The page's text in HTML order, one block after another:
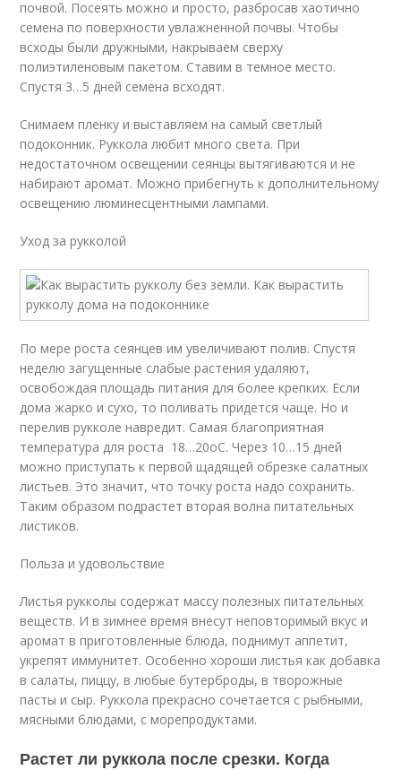
почвой. Посеять можно и просто, разбросав хаотично
семена по поверхности увлажненной почвы. Чтобы
всходы были дружными, накрываем сверху
полиэтиленовым пакетом. Ставим в темное место.
Спустя 3…5 дней семена всходят.
Снимаем пленку и выставляем на самый светлый
подоконник. Руккола любит много света. При
недостаточном освещении сеянцы вытягиваются и не
набирают аромат. Можно прибегнуть к дополнительному
освещению люминесцентными лампами.
Уход за рукколой
По мере роста сеянцев им увеличивают полив. Спустя
неделю загущенные слабые растения удаляют,
освобождая площадь питания для более крепких. Если
дома жарко и сухо, то поливать придется чаще. Но и
перелив рукколе навредит. Самая благоприятная
температура для роста 18…20оС. Через 10…15 дней
можно приступать к первой щадящей обрезке салатных
листьев. Это значит, что точку роста надо сохранить.
Таким образом подрастет вторая волна питательных
листиков.
Польза и удовольствие
Листья рукколы содержат массу полезных питательных
веществ. И в зимнее время внесут неповторимый вкус и
аромат в приготовленные блюда, поднимут аппетит,
укрепят иммунитет. Особенно хороши листья как добавка
в салаты, пиццу, в любые бутерброды, в творожные
пасты и сыр. Руккола прекрасно сочетается с рыбными,
мясными блюдами, с морепродуктами.
Растет ли руккола после срезки. Когда